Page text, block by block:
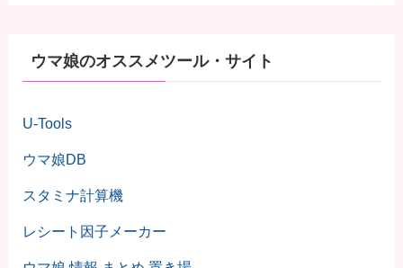
ウマ娘のオススメツール・サイト
U-Tools
ウマ娘DB
スタミナ計算機
レシート因子メーカー